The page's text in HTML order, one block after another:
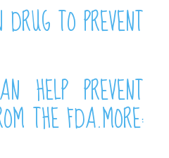
TO PREVENT
HELP PREVENT
THE FDA.MORE: